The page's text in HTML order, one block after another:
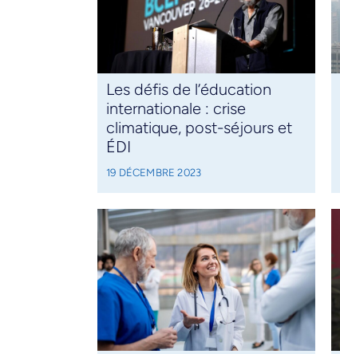
Les défis de l’éducation
internationale : crise
climatique, post-séjours et
ÉDI
19 DÉCEMBRE 2023